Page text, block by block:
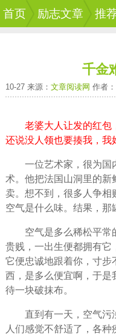
首页 励志文章 推
千金
10-27 来源： 文章阅读网 作者
老婆大人让发的红包
还说没人领也要揍我，我
一位艺术家，很为国
术。他把法国山洞里的新
卖。想不到，很多人争相
空气是什么味。结果，那
空气是多么稀松平常
贵贱，一出生便都拥有它
它便忠诚地跟着你，寸步
西，是多么便宜啊，于是
待一块破抹布。
直到有一天，空气污
人们感觉不舒适了，各